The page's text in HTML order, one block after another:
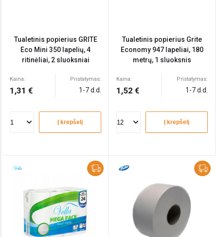
Tualetinis popierius GRITE
Eco Mini 350 lapelių, 4
ritinėliai, 2 sluoksniai
Kaina:
1,31 €
Pristatymas:
1-7 d.d.
Į krepšelį
Tualetinis popierius Grite
Economy 947 lapeliai, 180
metrų, 1 sluoksnis
Kaina:
1,52 €
Pristatymas:
1-7 d.d.
Į krepšelį